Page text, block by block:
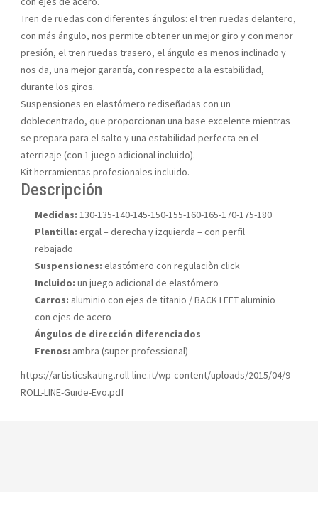
Tren de ruedas con diferentes ángulos: el tren ruedas delantero,
con más ángulo, nos permite obtener un mejor giro y con menor
presión, el tren ruedas trasero, el ángulo es menos inclinado y
nos da, una mejor garantía, con respecto a la estabilidad,
durante los giros.
Suspensiones en elastómero rediseñadas con un
doblecentrado, que proporcionan una base excelente mientras
se prepara para el salto y una estabilidad perfecta en el
aterrizaje (con 1 juego adicional incluido).
Kit herramientas profesionales incluido.
Descripción
Medidas: 130-135-140-145-150-155-160-165-170-175-180
Plantilla: ergal – derecha y izquierda – con perfil
rebajado
Suspensiones: elastómero con regulaciòn click
Incluido: un juego adicional de elastómero
Carros: aluminio con ejes de titanio / BACK LEFT aluminio
con ejes de acero
Ángulos de dirección diferenciados
Frenos: ambra (super professional)
https://artisticskating.roll-line.it/wp-content/uploads/2015/04/9-
ROLL-LINE-Guide-Evo.pdf